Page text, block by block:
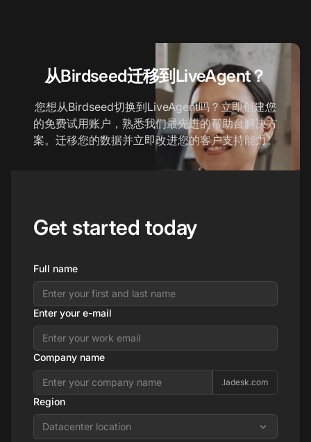
从Birdseed迁移到LiveAgent？
您想从Birdseed切换到LiveAgent吗？立即创建您
的免费试用账户，熟悉我们最先进的帮助台解决方
案。迁移您的数据并立即改进您的客户支持能力。
Get started today
Full name
Enter your e-mail
Company name
.ladesk.com
Region
Datacenter location